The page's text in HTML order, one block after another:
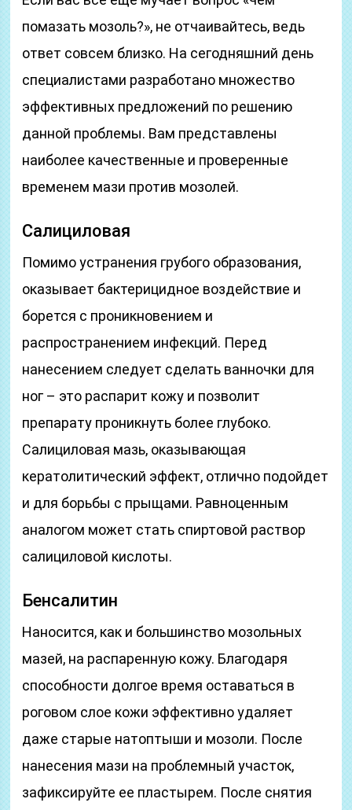
помазать мозоль?», не отчаивайтесь, ведь
ответ совсем близко. На сегодняшний день
специалистами разработано множество
эффективных предложений по решению
данной проблемы. Вам представлены
наиболее качественные и проверенные
временем мази против мозолей.
Салициловая
Помимо устранения грубого образования,
оказывает бактерицидное воздействие и
борется с проникновением и
распространением инфекций. Перед
нанесением следует сделать ванночки для
ног – это распарит кожу и позволит
препарату проникнуть более глубоко.
Салициловая мазь, оказывающая
кератолитический эффект, отлично подойдет
и для борьбы с прыщами. Равноценным
аналогом может стать спиртовой раствор
салициловой кислоты.
Бенсалитин
Наносится, как и большинство мозольных
мазей, на распаренную кожу. Благодаря
способности долгое время оставаться в
роговом слое кожи эффективно удаляет
даже старые натоптыши и мозоли. После
нанесения мази на проблемный участок,
зафиксируйте ее пластырем. После снятия